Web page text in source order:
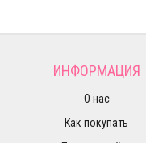
ИНФОРМАЦИЯ
О нас
Как покупать